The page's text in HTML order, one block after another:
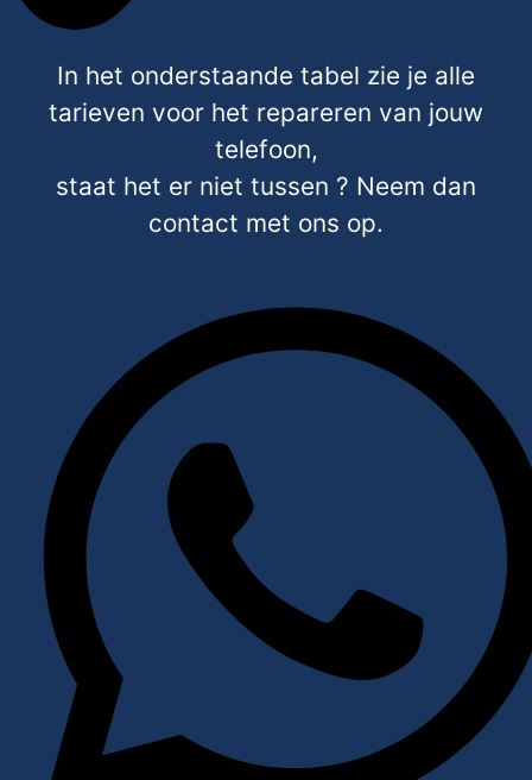
In het onderstaande tabel zie je alle
tarieven voor het repareren van jouw
telefoon,
staat het er niet tussen ? Neem dan
contact met ons op.